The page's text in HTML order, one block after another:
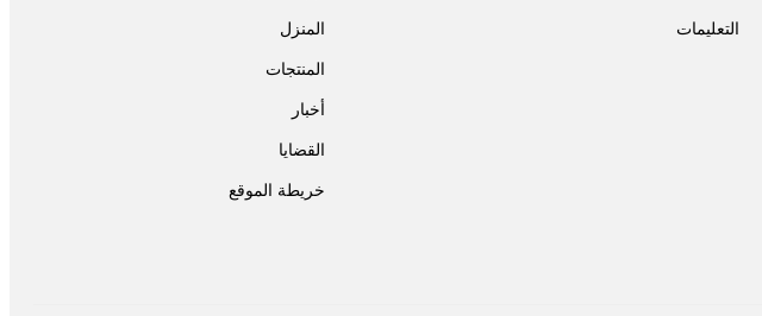
التعليمات المنزل
المنتجات
أخبار
القضايا
خريطة الموقع